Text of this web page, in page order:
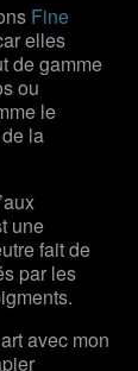
Fine
elles
de gamme
ou
le
la
une
fait de
par les
avec mon